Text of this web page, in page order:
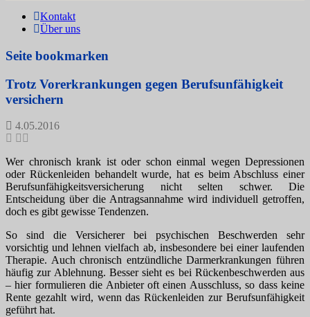
Kontakt
Über uns
Seite bookmarken
Trotz Vorerkrankungen gegen Berufsunfähigkeit
versichern
4.05.2016
Wer chronisch krank ist oder schon einmal wegen Depressionen
oder Rückenleiden behandelt wurde, hat es beim Abschluss einer
Berufsunfähigkeitsversicherung nicht selten schwer. Die
Entscheidung über die Antragsannahme wird individuell getroffen,
doch es gibt gewisse Tendenzen.
So sind die Versicherer bei psychischen Beschwerden sehr
vorsichtig und lehnen vielfach ab, insbesondere bei einer laufenden
Therapie. Auch chronisch entzündliche Darmerkrankungen führen
häufig zur Ablehnung. Besser sieht es bei Rückenbeschwerden aus
– hier formulieren die Anbieter oft einen Ausschluss, so dass keine
Rente gezahlt wird, wenn das Rückenleiden zur Berufsunfähigkeit
geführt hat.